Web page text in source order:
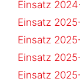
Einsatz
Einsatz
Einsatz
Einsatz
Einsatz